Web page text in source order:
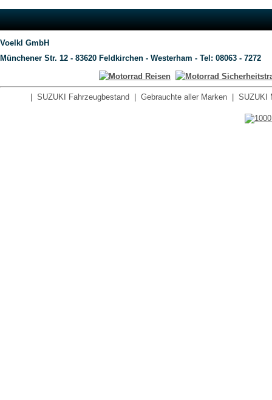
Voelkl GmbH
Münchener Str. 12 - 83620 Feldkirchen - Westerham - Tel: 08063 - 7272
SUZUKI Fahrzeugbestand Gebrauchte aller Marken SUZUKI